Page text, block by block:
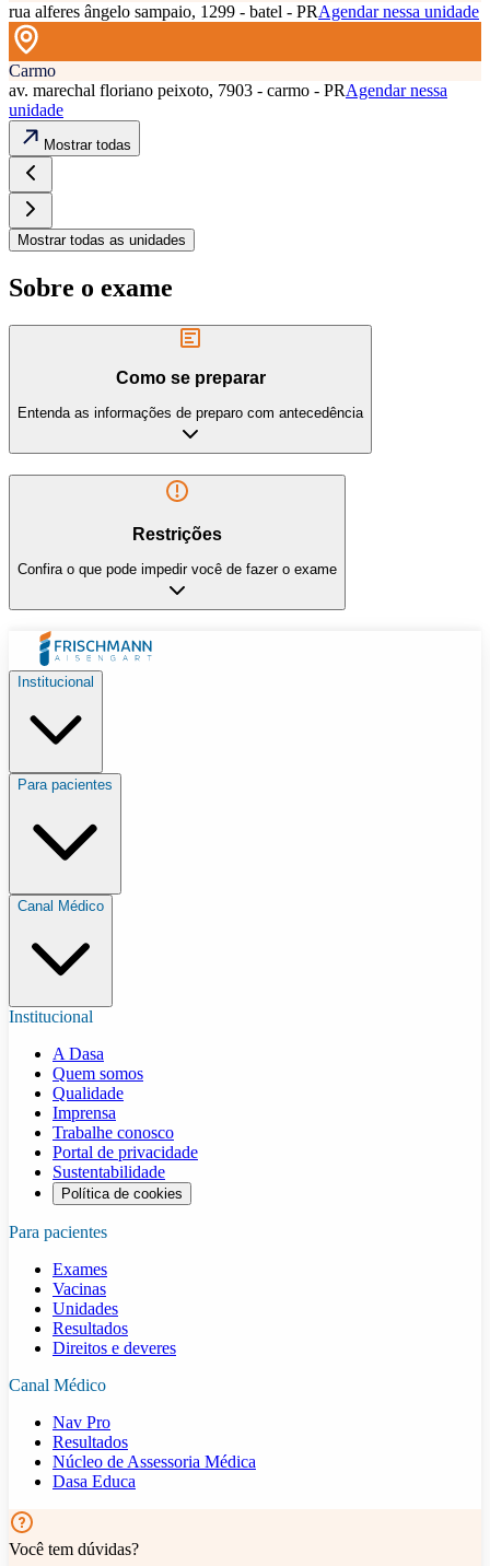
rua alferes ângelo sampaio, 1299 - batel - PRAgendar nessa unidade
Carmo
av. marechal floriano peixoto, 7903 - carmo - PRAgendar nessa
unidade
Mostrar todas
Mostrar todas as unidades
Sobre o exame
Como se preparar
Entenda as informações de preparo com antecedência
Restrições
Confira o que pode impedir você de fazer o exame
Institucional
Para pacientes
Canal Médico
Institucional
A Dasa
Quem somos
Qualidade
Imprensa
Trabalhe conosco
Portal de privacidade
Sustentabilidade
Política de cookies
Para pacientes
Exames
Vacinas
Unidades
Resultados
Direitos e deveres
Canal Médico
Nav Pro
Resultados
Núcleo de Assessoria Médica
Dasa Educa
Você tem dúvidas?